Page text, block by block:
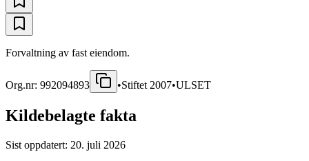
Forvaltning av fast eiendom.
Org.nr: 992094893 •Stiftet 2007•ULSET
Kildebelagte fakta
Sist oppdatert: 20. juli 2026